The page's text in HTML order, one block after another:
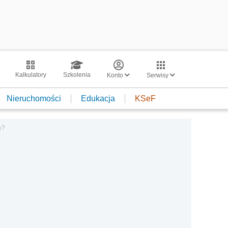
Kalkulatory Szkolenia Konto Serwisy
Nieruchomości Edukacja KSeF